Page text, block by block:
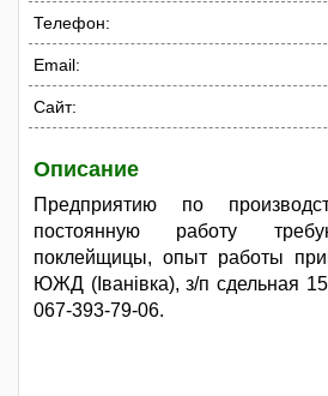
Телефон:
Email:
Сайт:
Описание
Предприятию по
постоянную работу
поклейщицы, опыт работы
ЮЖД (Іванівка), з/п сдельная
067-393-79-06.